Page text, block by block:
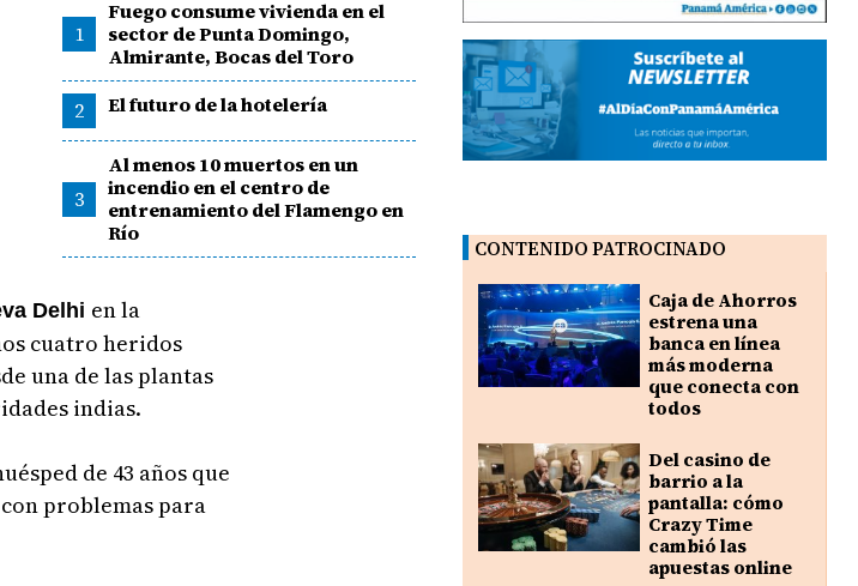
1
Fuego consume vivienda en el
sector de Punta Domingo,
Almirante, Bocas del Toro
2 El futuro de la hotelería
3
Al menos 10 muertos en un
incendio en el centro de
entrenamiento del Flamengo en
Río
Delhi en la
cuatro heridos
una de las plantas
indias.
de 43 años que
problemas para
CONTENIDO PATROCINADO
Caja de Ahorros
estrena una
banca en línea
más moderna
que conecta con
todos
Del casino de
barrio a la
pantalla: cómo
Crazy Time
cambió las
apuestas online